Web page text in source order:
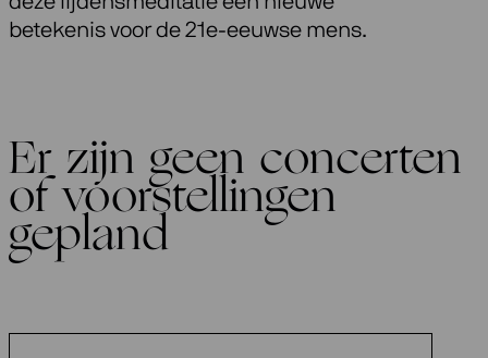
betekenis voor de 21e-eeuwse mens.
Er zijn geen concerten
of voorstellingen
gepland